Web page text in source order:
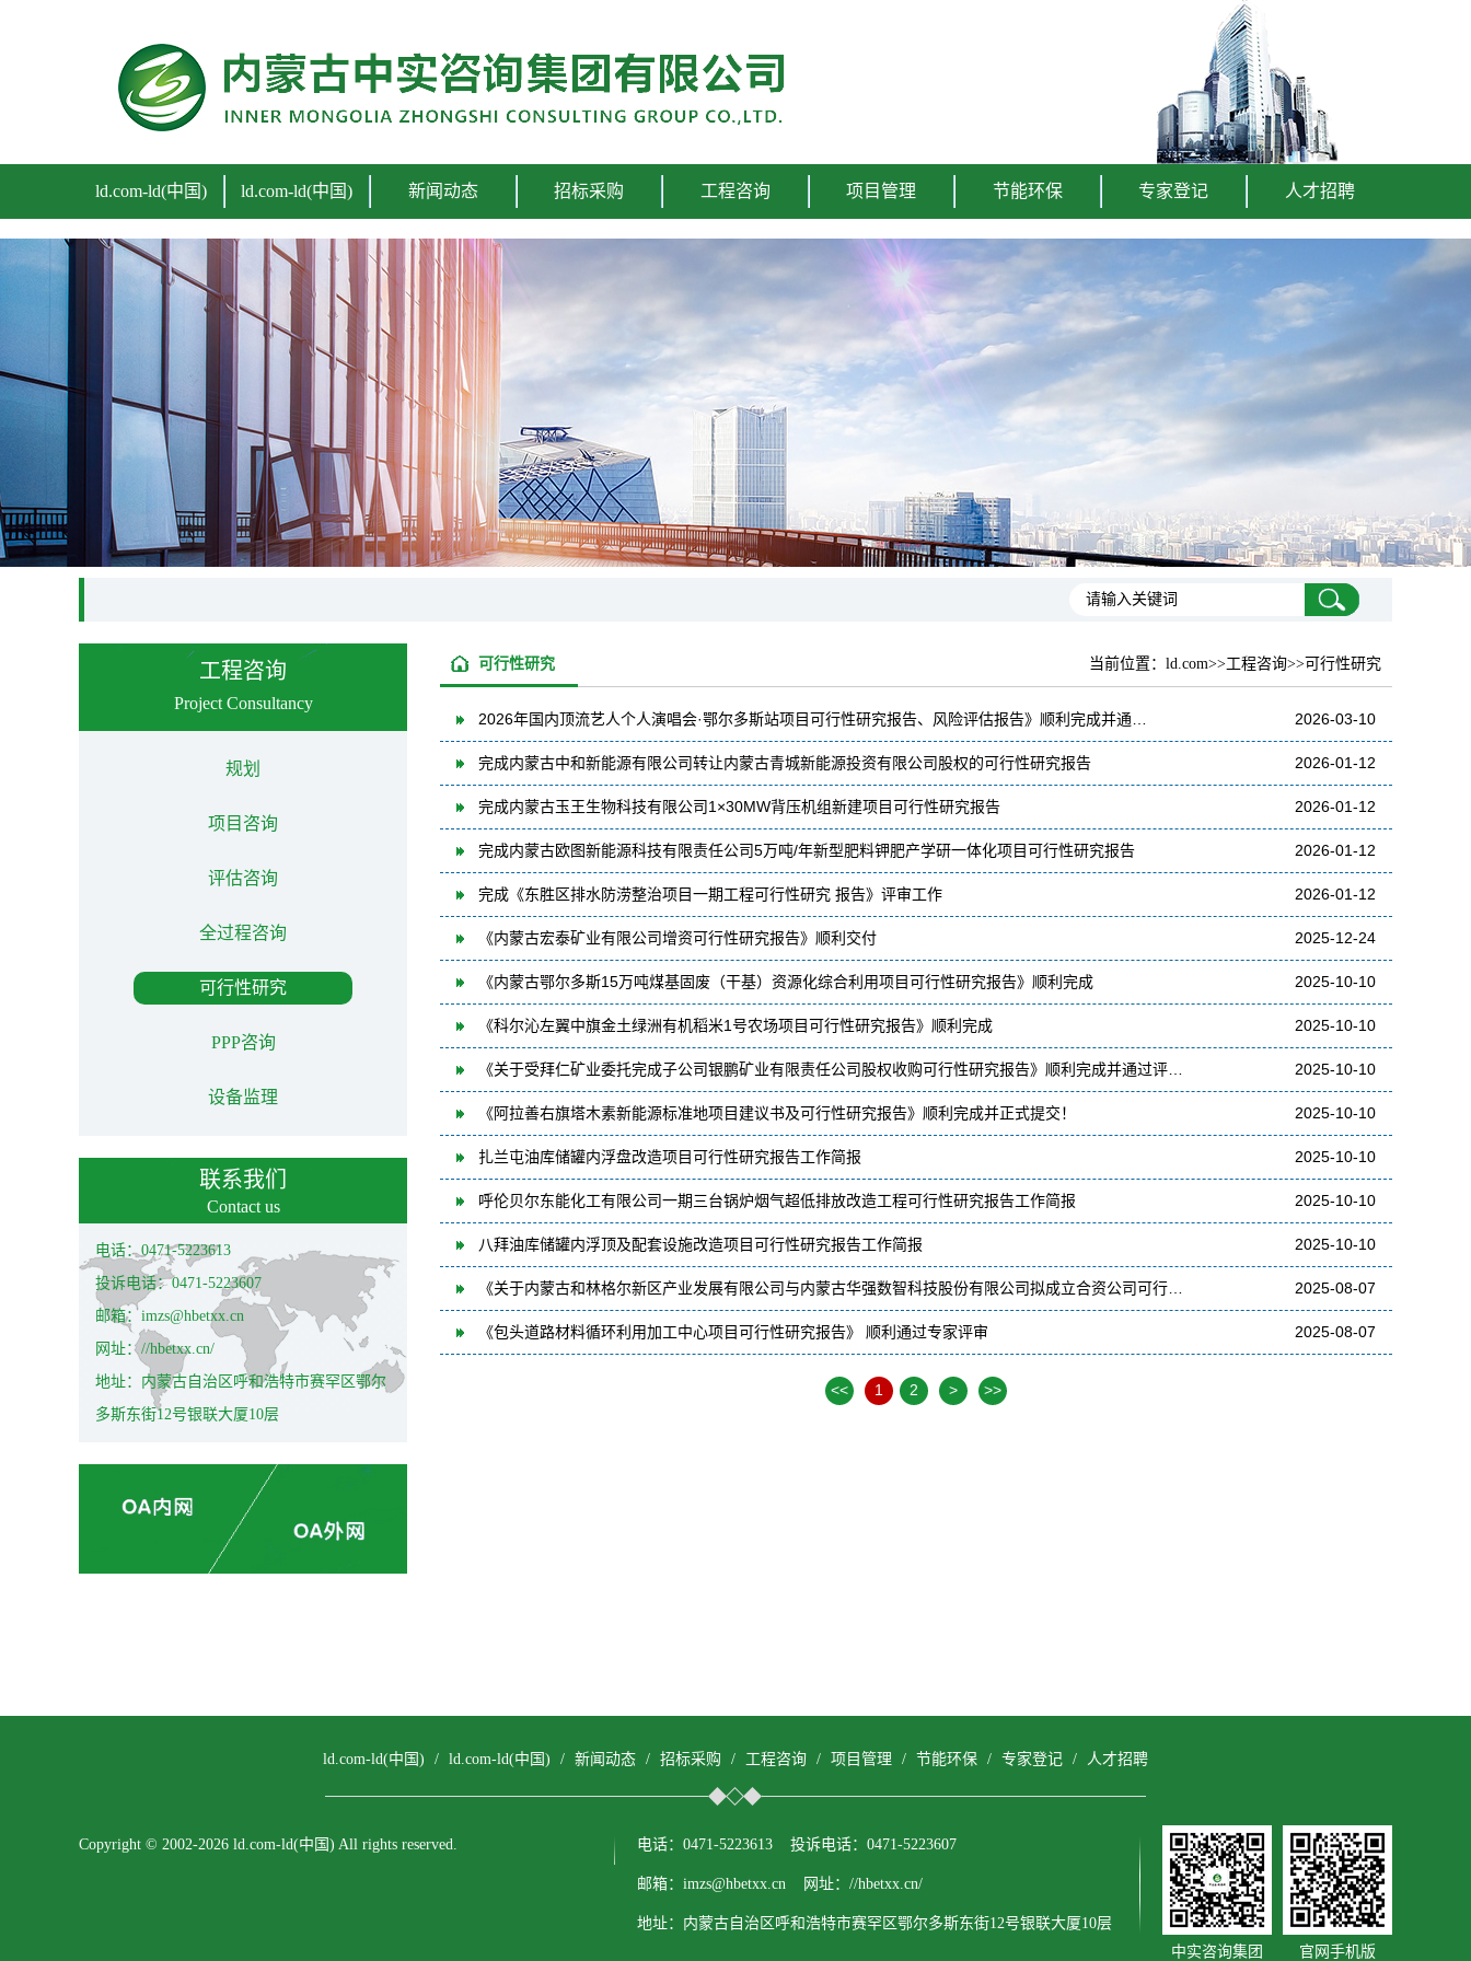
ld.com-ld(中国) ld.com-ld(中国) 新闻动态 招标采购 工程咨询 项目管理 节能环保 专家登记 人才招聘
工程咨询
Project Consultancy
规划
项目咨询
评估咨询
全过程咨询
可行性研究
PPP咨询
设备监理
联系我们
Contact us
电话：0471-5223613
投诉电话：0471-5223607
邮箱：imzs@hbetxx.cn
网址：//hbetxx.cn/
地址：内蒙古自治区呼和浩特市赛罕区鄂尔
多斯东街12号银联大厦10层
当前位置： ld.com>>工程咨询>>可行性研究
可行性研究
2026-03-10
2026年国内顶流艺人个人演唱会·鄂尔多斯站项目可行性研究报告、风险评估报告》顺利完成并通…
2026-01-12
完成内蒙古中和新能源有限公司转让内蒙古青城新能源投资有限公司股权的可行性研究报告
2026-01-12
完成内蒙古玉王生物科技有限公司1×30MW背压机组新建项目可行性研究报告
2026-01-12
完成内蒙古欧图新能源科技有限责任公司5万吨/年新型肥料钾肥产学研一体化项目可行性研究报告
2026-01-12
完成《东胜区排水防涝整治项目一期工程可行性研究 报告》评审工作
2025-12-24
《内蒙古宏泰矿业有限公司增资可行性研究报告》顺利交付
2025-10-10
《内蒙古鄂尔多斯15万吨煤基固废（干基）资源化综合利用项目可行性研究报告》顺利完成
2025-10-10
《科尔沁左翼中旗金土绿洲有机稻米1号农场项目可行性研究报告》顺利完成
2025-10-10
《关于受拜仁矿业委托完成子公司银鹏矿业有限责任公司股权收购可行性研究报告》顺利完成并通过评…
2025-10-10
《阿拉善右旗塔木素新能源标准地项目建议书及可行性研究报告》顺利完成并正式提交！
2025-10-10
扎兰屯油库储罐内浮盘改造项目可行性研究报告工作简报
2025-10-10
呼伦贝尔东能化工有限公司一期三台锅炉烟气超低排放改造工程可行性研究报告工作简报
2025-10-10
八拜油库储罐内浮顶及配套设施改造项目可行性研究报告工作简报
2025-08-07
《关于内蒙古和林格尔新区产业发展有限公司与内蒙古华强数智科技股份有限公司拟成立合资公司可行…
2025-08-07
《包头道路材料循环利用加工中心项目可行性研究报告》 顺利通过专家评审
<< 1 2 > >>
ld.com-ld(中国) / ld.com-ld(中国) / 新闻动态 / 招标采购 / 工程咨询 / 项目管理 / 节能环保 / 专家登记 / 人才招聘
Copyright © 2002-2026 ld.com-ld(中国) All rights reserved. 电话：0471-5223613 投诉电话：0471-5223607
邮箱：imzs@hbetxx.cn 网址：//hbetxx.cn/
地址：内蒙古自治区呼和浩特市赛罕区鄂尔多斯东街12号银联大厦10层
中实咨询集团
官网手机版